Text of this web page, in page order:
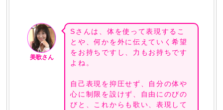
美歌さん
Sさんは、体を使って表現するこ
とや、何かを外に伝えていく希望
をお持ちですし、力もお持ちです
よね。
自己表現を抑圧せず、自分の体や
心に制限を設けず、自由にのびの
びと、これからも歌い、表現して